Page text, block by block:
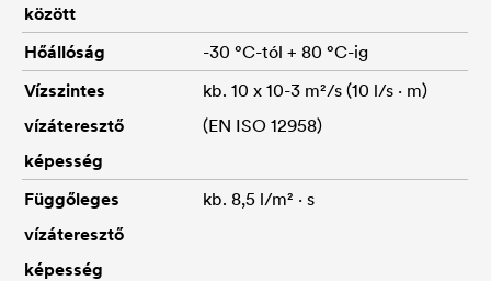
között
Hőállóság
-30 °C-tól + 80 °C-ig
Vízszintes
vízáteresztő
képesség
kb. 10 x 10-3 m²/s (10 l/s · m)
(EN ISO 12958)
Függőleges
vízáteresztő
képesség
kb. 8,5 l/m² · s